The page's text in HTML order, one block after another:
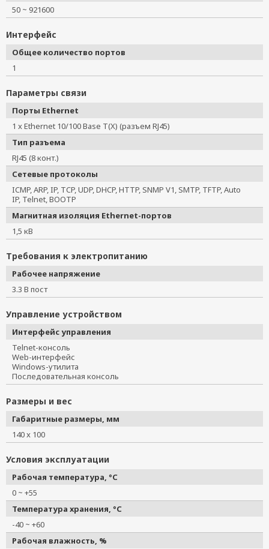
50 ~ 921600
Интерфейс
Общее количество портов
1
Параметры связи
Порты Ethernet
1 x Ethernet 10/100 Base T(X) (разъем RJ45)
Тип разъема
RJ45 (8 конт.)
Сетевые протоколы
ICMP, ARP, IP, TCP, UDP, DHCP, HTTP, SNMP V1, SMTP, TFTP, Auto
IP, Telnet, BOOTP
Магнитная изоляция Ethernet-портов
1,5 кВ
Требования к электропитанию
Рабочее напряжение
3.3 В пост
Управление устройством
Интерфейс управления
Telnet-консоль
Web-интерфейс
Windows-утилита
Последовательная консоль
Размеры и вес
Габаритные размеры, мм
140 x 100
Условия эксплуатации
Рабочая температура, °C
0 ~ +55
Температура хранения, °C
-40 ~ +60
Рабочая влажность, %